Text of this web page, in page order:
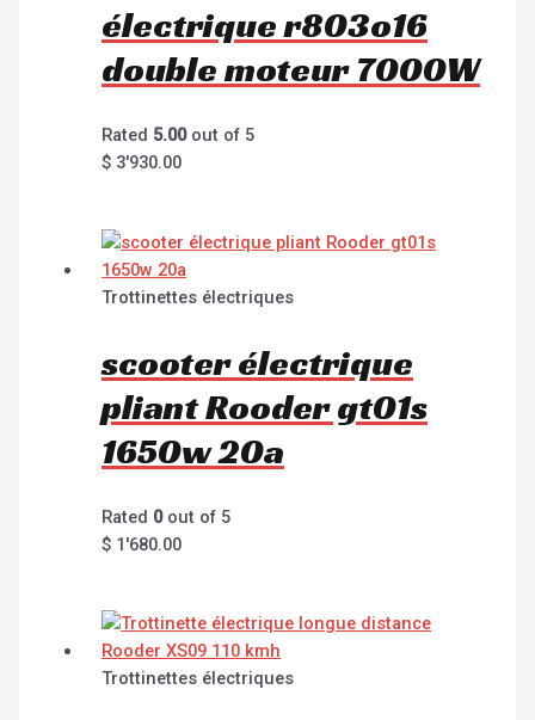
électrique r803o16
double moteur 7000W
Rated 5.00out of 5
$ 3'930.00
Trottinettes électriques
scooter électrique
pliant Rooder gt01s
1650w 20a
Rated 0out of 5
$ 1'680.00
Trottinettes électriques